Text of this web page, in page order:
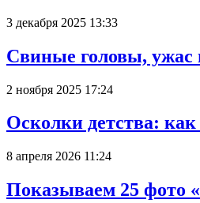
3 декабря 2025 13:33
Свиные головы, ужас
2 ноября 2025 17:24
Осколки детства:
8 апреля 2026 11:24
Показываем 25 фото